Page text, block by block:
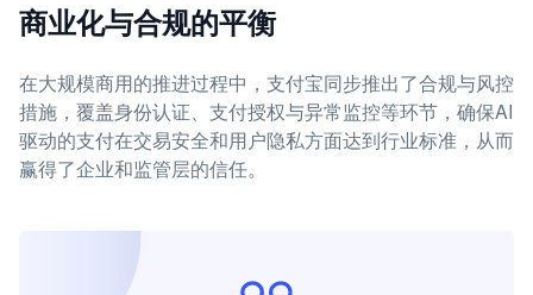
商业化与合规的平衡
在大规模商用的推进过程中，支付宝同步推出了合规与风控
措施，覆盖身份认证、支付授权与异常监控等环节，确保AI
驱动的支付在交易安全和用户隐私方面达到行业标准，从而
赢得了企业和监管层的信任。